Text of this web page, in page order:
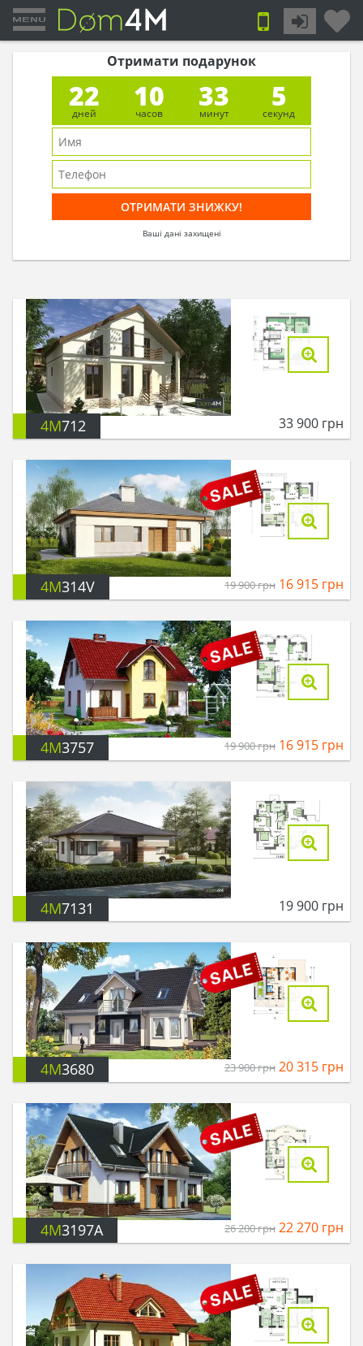
Отримати подарунок
22
дней
10
часов
33
минут
4
секунд
Ваші дані захищені
4M712 33 900 грн
4M314V 19 900грн 16 915 грн
4M3757 19 900грн 16 915 грн
4M7131 19 900 грн
4M3680 23 900грн 20 315 грн
4M3197A 26 200грн 22 270 грн